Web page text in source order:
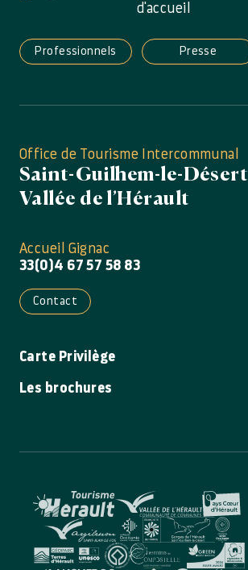
d'accueil
Professionnels Presse
Office de Tourisme Intercommunal
Saint-Guilhem-le-Désert
Vallée de l’Hérault
Accueil Gignac
33(0)4 67 57 58 83
Contact
Carte Privilège
Les brochures